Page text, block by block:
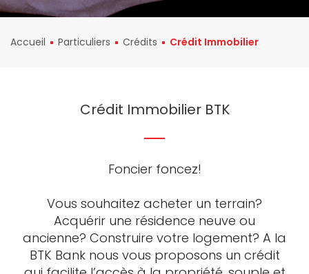
Accueil Particuliers Crédits Crédit Immobilier
Crédit Immobilier BTK
Foncier foncez!
Vous souhaitez acheter un terrain?
Acquérir une résidence neuve ou
ancienne? Construire votre logement? A la
BTK Bank nous vous proposons un crédit